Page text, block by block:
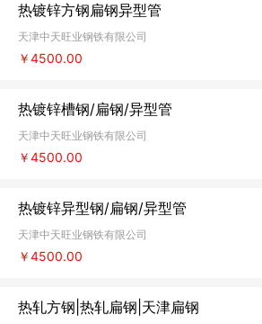
热镀锌方钢扁钢异型管
天津中天旺业钢铁有限公司
￥4500.00
热镀锌槽钢/扁钢/异型管
天津中天旺业钢铁有限公司
￥4500.00
热镀锌异型钢/扁钢/异型管
天津中天旺业钢铁有限公司
￥4500.00
热轧方钢|热轧扁钢|天津扁钢